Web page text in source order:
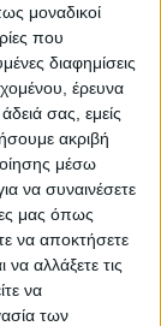
μοναδικοί
που
διαφημίσεις
έρευνα
σας, εμείς
ακριβή
μέσω
να συναινέσετε
μας όπως
να αποκτήσετε
αλλάξετε τις
να
των
τα μεσαία
στον
εδώ
κάμπος